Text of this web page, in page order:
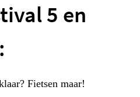
5 en
Fietsen maar!